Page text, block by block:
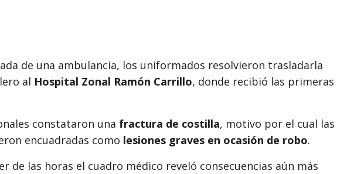
de una ambulancia, los uniformados resolvieron trasladarla
al Hospital Zonal Ramón Carrillo, donde recibió las primeras
constataron una fractura de costilla, motivo por el cual las
encuadradas como lesiones graves en ocasión de robo.
de las horas el cuadro médico reveló consecuencias aún más